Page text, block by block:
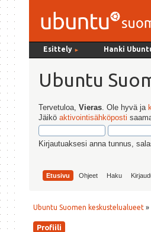
Esittely ► Hanki
Ubuntu
Tervetuloa,Vieras . Ole hyvä ja
Jäiköaktivointisähköposti
Kirjautuaksesi anna tunnus,
Etusivu Ohjeet Haku
Ubuntu Suomen keskustelualueet »
Profiili